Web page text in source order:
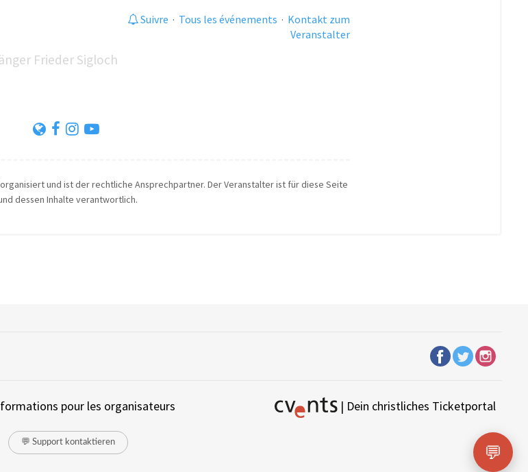
Suivre · Tous les événements · Kontakt zum
Veranstalter
Frieder Sigloch
organisiert und ist der rechtliche Ansprechpartner. Der Veranstalter ist für diese Seite
dessen Inhalte verantwortlich.
pour les organisateurs | Dein christliches Ticketportal
💬 Support kontaktieren 💬